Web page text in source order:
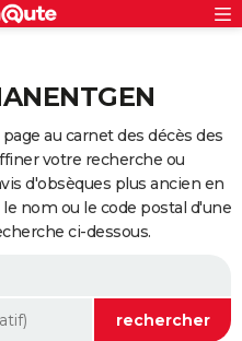
au carnet des décès des
votre recherche ou
d'obsèques plus ancien en
nom ou le code postal d'une
ci-dessous.